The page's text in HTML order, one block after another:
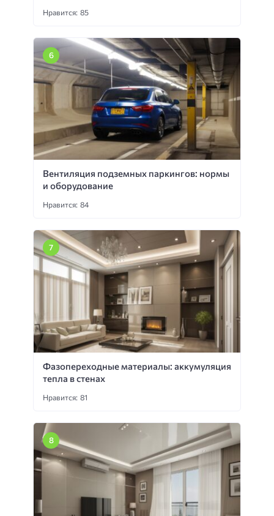
Нравится: 85
Вентиляция подземных паркингов: нормы
и оборудование
Нравится: 84
Фазопереходные материалы: аккумуляция
тепла в стенах
Нравится: 81